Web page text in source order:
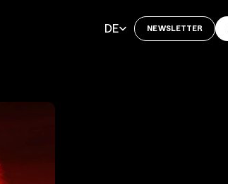
Select Language
DE NEWSLETTER